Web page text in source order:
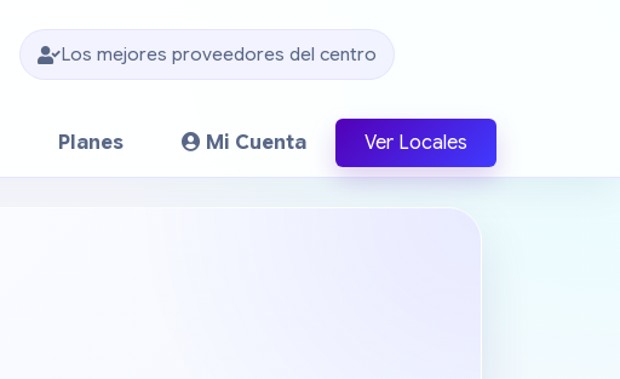
Los mejores proveedores del centro
Planes Mi Cuenta Ver Locales